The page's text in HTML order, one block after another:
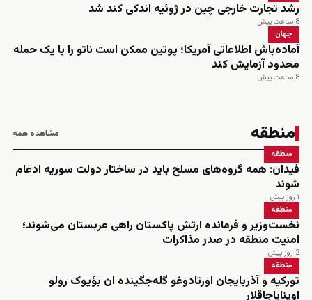
رشد تجارت خارجی چین در ژوئیه اندکی کند شد
8 ساعت پیش
جهان
آماده‌باش اطلاعاتی آمریکا؛ پوتین ممکن است ناتو را با یک حمله
محدود آزمایش کند
8 ساعت پیش
منطقه مشاهده همه
منطقه
فیدان: همه گروه‌های مسلح باید در ساختار دولت سوریه ادغام
شوند
۱ روز پیش
منطقه
نخست‌وزیر و فرمانده ارتش پاکستان راهی عربستان می‌شوند؛
امنیت منطقه در صدر مذاکرات
2 روز پیش
منطقه
تورکیه و آذربایجان اورتادوغو گله‌جگینده ان بؤیوک رولو
اوینایاجاقلار